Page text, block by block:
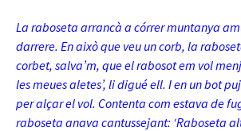
La raboseta arrancà a córrer muntanya
darrere. En això que veu un corb, la
corbet, salva’m, que el rabosot em vol
les meues aletes’, li digué ell. I en un bot
per alçar el vol. Contenta com estava de
raboseta anava cantussejant: ‘Raboseta